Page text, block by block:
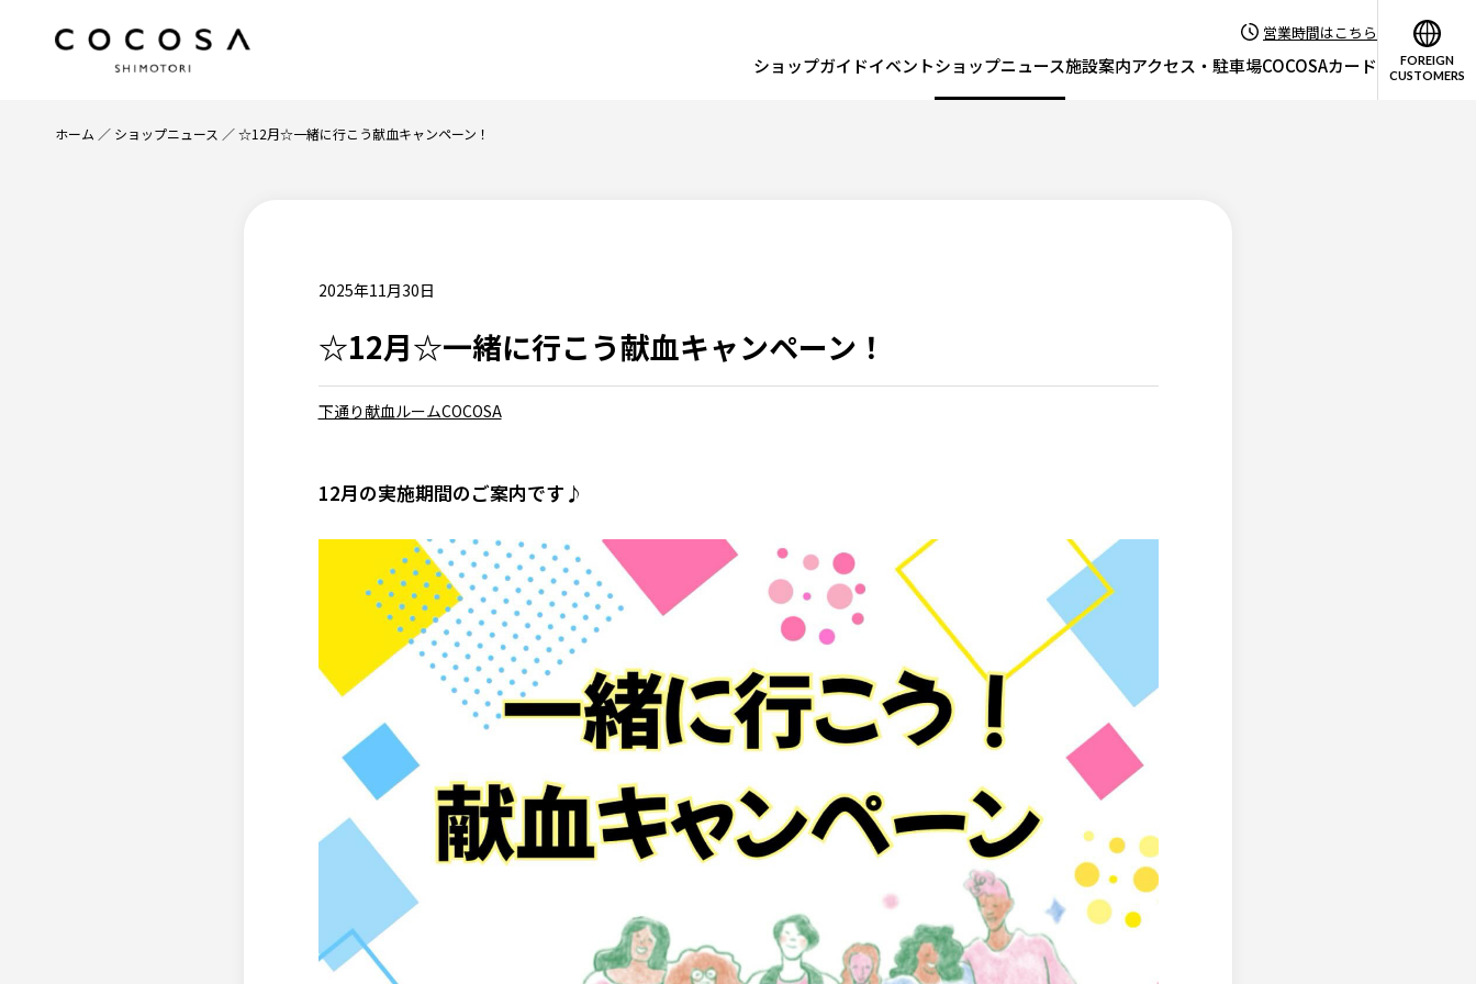
営業時間はこちら
ショップガイドイベントショップニュース施設案内アクセス・駐車場COCOSAカード
FOREIGN
CUSTOMERS
ホーム ショップニュース ☆12月☆一緒に行こう献血キャンペーン！
2025年11月30日
☆12月☆一緒に行こう献血キャンペーン！
下通り献血ルームCOCOSA
12月の実施期間のご案内です♪